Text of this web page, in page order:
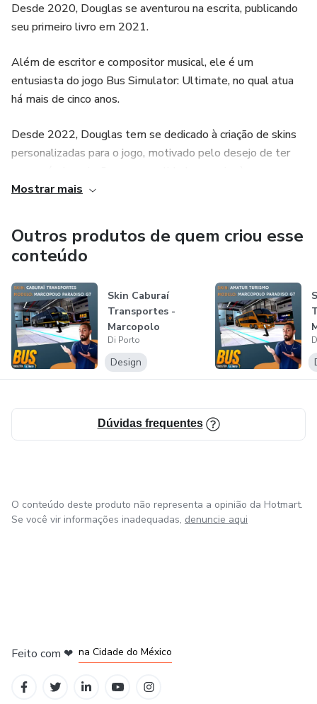
Desde 2020, Douglas se aventurou na escrita, publicando
seu primeiro livro em 2021.
Além de escritor e compositor musical, ele é um
entusiasta do jogo Bus Simulator: Ultimate, no qual atua
há mais de cinco anos.
Desde 2022, Douglas tem se dedicado à criação de skins
personalizadas para o jogo, motivado pelo desejo de ter
disponíveis na internet.
ensinar, refletindo sua paixão pela escrita e pela
criatividade.
Atualmente, segue sua vida como criador de conteúdo
digital.
Mostrar mais
Outros produtos de quem criou esse
conteúdo
Skin Caburaí
Transportes -
Marcopolo
Paradiso G7
Di Porto
Design
Dúvidas frequentes
O conteúdo deste produto não representa a opinião da Hotmart.
Se você vir informações inadequadas, denuncie aqui
Feito com ❤ na Cidade do México